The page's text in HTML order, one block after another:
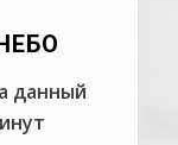
данный